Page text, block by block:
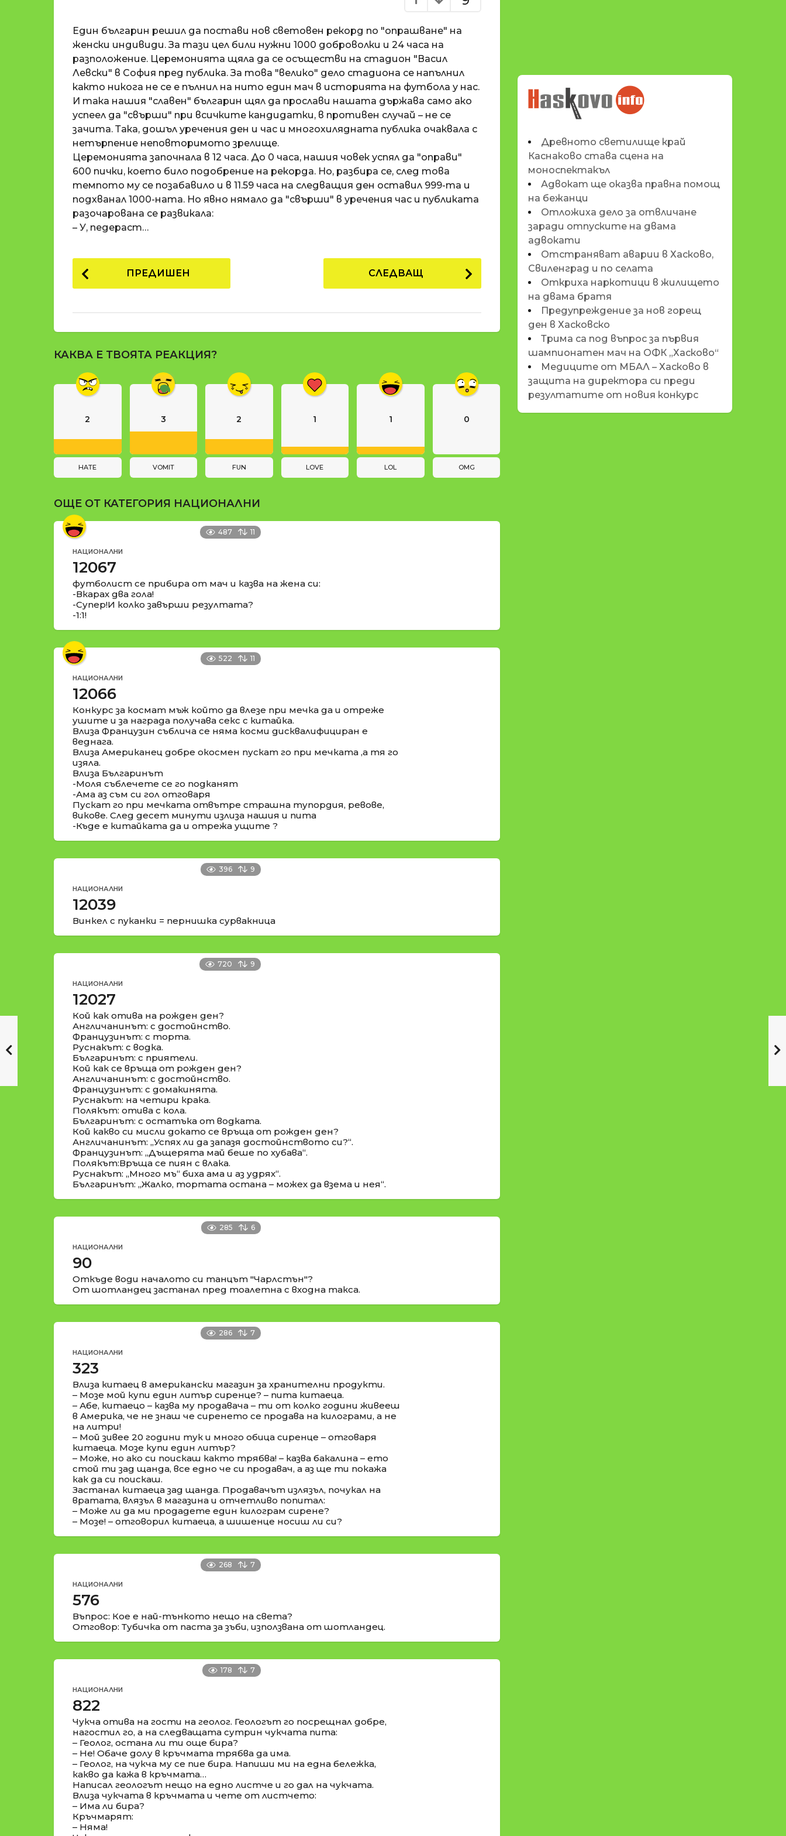
п
р
д
и
1
г
о
д
и
р
a
t
Един българин решил да постави нов световен рекорд по "опрашване" на
женски индивиди. За тази цел били нужни 1000 доброволки и 24 часа на
разположение. Церемонията щяла да се осъществи на стадион "Васил
Левски" в София пред публика. За това "велико" дело стадиона се напълнил
както никога не се е пълнил на нито един мач в историята на футбола у нас.
И така нашия "славен" българин щял да прослави нашата държава само ако
успеел да "свърши" при всичките кандидатки, в противен случай – не се
зачита. Така, дошъл уречения ден и час и многохилядната публика очаквала с
нетърпение неповторимото зрелище.
Церемонията започнала в 12 часа. До 0 часа, нашия човек успял да "оправи"
600 пички, което било подобрение на рекорда. Но, разбира се, след това
темпото му се позабавило и в 11.59 часа на следващия ден оставил 999-та и
подхванал 1000-ната. Но явно нямало да "свърши" в уречения час и публиката
разочарована се развикала:
– У, педераст…
P
o
a
g
a
t
i
n
ПРЕДИШЕН СЛЕДВАЩ
КАКВА Е ТВОЯТА РЕАКЦИЯ?
2
HATE
3
VOMIT
2
FUN
1
LOVE
1
LOL
0
OMG
ОЩЕ ОТ КАТЕГОРИЯ НАЦИОНАЛНИ
487 11
НАЦИОНАЛНИ
12067
футболист се прибира от мач и казва на жена си:
-Вкарах два гола!
-Супер!И колко завърши резултата?
-1:1!
522 11
НАЦИОНАЛНИ
12066
Конкурс за космат мъж който да влезе при мечка да и отреже
ушите и за награда получава секс с китайка.
Влиза Французин съблича се няма косми дисквалифициран е
веднага.
Влиза Американец добре окосмен пускат го при мечката ,а тя го
изяла.
Влиза Българинът
-Моля съблечете се го подканят
-Ама аз съм си гол отговаря
Пускат го при мечката отвътре страшна тупордия, ревове,
викове. След десет минути излиза нашия и пита
-Къде е китайката да и отрежа ущите ?
396 9
НАЦИОНАЛНИ
12039
Винкел с пуканки = пернишка сурвакница
720 9
НАЦИОНАЛНИ
12027
Кой как отива на рожден ден?
Англичанинът: с достойнство.
Французинът: с торта.
Руснакът: с водка.
Българинът: с приятели.
Кой как се връща от рожден ден?
Англичанинът: с достойнство.
Французинът: с домакинята.
Руснакът: на четири крака.
Полякът: отива с кола.
Българинът: с остатъка от водката.
Кой какво си мисли докато се връща от рожден ден?
Англичанинът: „Успях ли да запазя достойнството си?“.
Французинът: „Дъщерята май беше по хубава“.
Полякът:Връща се пиян с влака.
Руснакът: „Много мъ“ биха ама и аз удрях“.
Българинът: „Жалко, тортата остана – можех да взема и нея“.
285 6
НАЦИОНАЛНИ
90
Откъде води началото си танцът "Чарлстън"?
От шотландец застанал пред тоалетна с входна такса.
286 7
НАЦИОНАЛНИ
323
Влиза китаец в американски магазин за хранителни продукти.
– Мозе мой купи един литър сиренце? – пита китаеца.
– Абе, китаецо – казва му продавача – ти от колко години живееш
в Америка, че не знаш че сиренето се продава на килограми, а не
на литри!
– Мой зивее 20 години тук и много обица сиренце – отговаря
китаеца. Мозе купи един литър?
– Може, но ако си поискаш както трябва! – казва бакалина – ето
стой ти зад щанда, все едно че си продавач, а аз ще ти покажа
как да си поискаш.
Застанал китаеца зад щанда. Продавачът излязъл, почукал на
вратата, влязъл в магазина и отчетливо попитал:
– Може ли да ми продадете един килограм сирене?
– Мозе! – отговорил китаеца, а шишенце носиш ли си?
268 7
НАЦИОНАЛНИ
576
Въпрос: Кое е най-тънкото нещо на света?
Отговор: Тубичка от паста за зъби, използвана от шотландец.
178 7
НАЦИОНАЛНИ
822
Чукча отива на гости на геолог. Геологът го посрещнал добре,
нагостил го, а на следващата сутрин чукчата пита:
– Геолог, остана ли ти още бира?
– Не! Обаче долу в кръчмата трябва да има.
– Геолог, на чукча му се пие бира. Напиши ми на една бележка,
какво да кажа в кръчмата…
Написал геологът нещо на едно листче и го дал на чукчата.
Влиза чукчата в кръчмата и чете от листчето:
– Има ли бира?
Кръчмарят:
– Няма!
НОВИНИТЕ НА
HASKOVO.INFO
Древното светилище край
Каснаково става сцена на
моноспектакъл
Адвокат ще оказва правна помощ
на бежанци
Отложиха дело за отвличане
заради отпуските на двама
адвокати
Отстраняват аварии в Хасково,
Свиленград и по селата
Откриха наркотици в жилището
на двама братя
Предупреждение за нов горещ
ден в Хасковско
Трима са под въпрос за първия
шампионатен мач на ОФК „Хасково“
Медиците от МБАЛ – Хасково в
защита на директора си преди
резултатите от новия конкурс